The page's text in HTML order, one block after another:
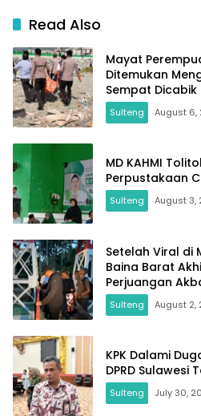
Read Also
Mayat
Ditemukan
Sempat Dicabik
Sulteng August 6,
MD KAHMI
Perpustakaan
Sulteng August 3,
Setelah Viral di
Baina Barat
Perjuangan
Sulteng August 2,
KPK Dalami
DPRD Sulawesi
Sulteng July 30,